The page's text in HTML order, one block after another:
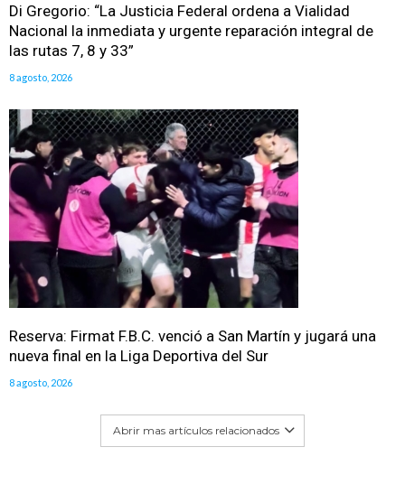
Di Gregorio: “La Justicia Federal ordena a Vialidad
Nacional la inmediata y urgente reparación integral de
las rutas 7, 8 y 33”
8 agosto, 2026
Reserva: Firmat F.B.C. venció a San Martín y jugará una
nueva final en la Liga Deportiva del Sur
8 agosto, 2026
Abrir mas artículos relacionados